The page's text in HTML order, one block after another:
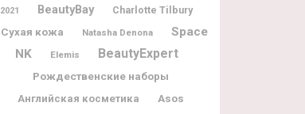
2021 BeautyBay
Charlotte Tilbury
Сухая кожа
Natasha Denona
Space
NK
Elemis BeautyExpert
Рождественские наборы
Английская косметика Asos